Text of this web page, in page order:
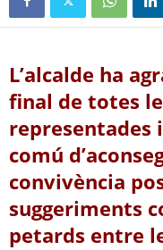
L’alcalde ha
final de totes
representades
comú
convivència
suggeriments
petards entre